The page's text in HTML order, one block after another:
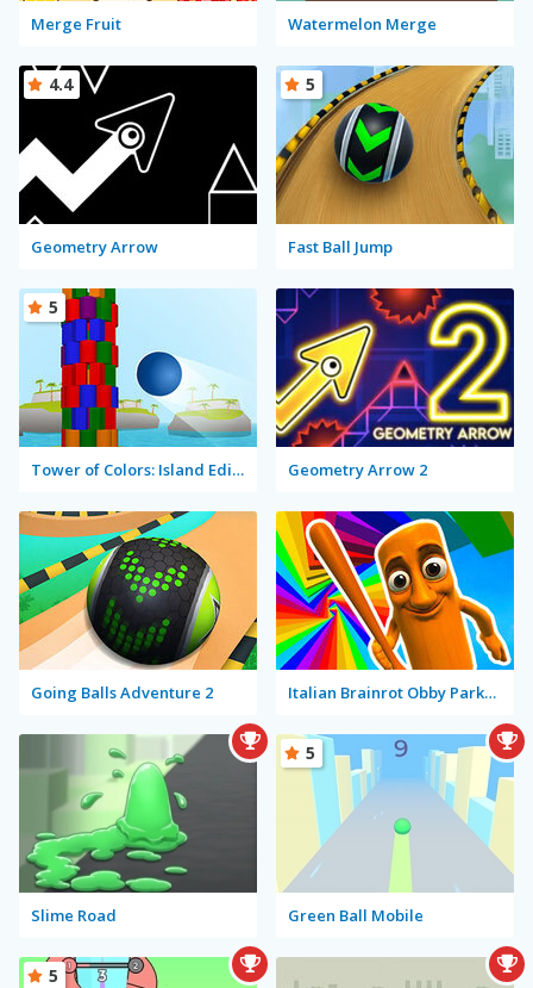
Merge Fruit Watermelon Merge
Geometry Arrow
4.4
Fast Ball Jump
5
Tower of Colors: Island Edition
5
Geometry Arrow 2
Going Balls Adventure 2 Italian Brainrot Obby Parkour
Slime Road Green Ball Mobile
5
5